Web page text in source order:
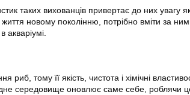
таких вихованців привертає до них увагу
новому поколінню, потрібно вміти за
в акваріумі
тому її якість, чистота і хімічні
середовище оновлює саме себе, роблячи